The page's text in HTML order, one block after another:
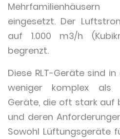
eingesetzt. Der
auf 1.000 m3/h
begrenzt.
Diese RLT-Geräte sind
weniger komplex als
Geräte, die oft stark auf
und deren
Sowohl Lüftungsgeräte